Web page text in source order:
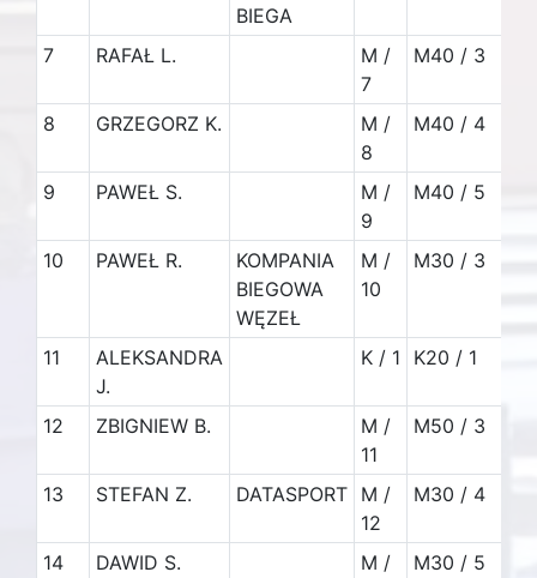
BIEGA
7 RAFAŁ L.
M /
7
M40 / 3
8
GRZEGORZ K.
M /
8
M40 / 4
9
PAWEŁ S.
M /
9
M40 / 5
10
PAWEŁ R.
KOMPANIA
BIEGOWA
WĘZEŁ
M /
10
M30 / 3
11
ALEKSANDRA
J.
K / 1 K20 / 1
12
ZBIGNIEW B.
M /
11
M50 / 3
13
STEFAN Z. DATASPORT
M /
12
M30 / 4
14
DAWID S.
M /
M30 / 5